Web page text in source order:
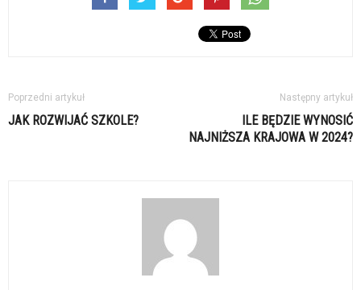
Poprzedni artykuł
JAK ROZWIJAĆ SZKOLE?
Następny artykuł
ILE BĘDZIE WYNOSIĆ
NAJNIŻSZA KRAJOWA W 2024?